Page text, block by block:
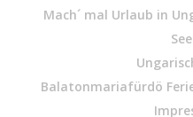
Mach´ mal Urlaub in
Balatonmariafürdö